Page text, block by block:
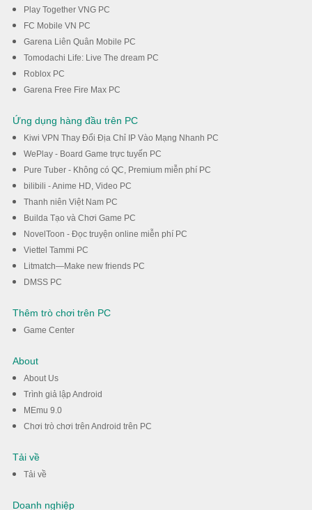
Play Together VNG PC
FC Mobile VN PC
Garena Liên Quân Mobile PC
Tomodachi Life: Live The dream PC
Roblox PC
Garena Free Fire Max PC
Ứng dụng hàng đầu trên PC
Kiwi VPN Thay Đổi Địa Chỉ IP Vào Mạng Nhanh PC
WePlay - Board Game trực tuyến PC
Pure Tuber - Không có QC, Premium miễn phí PC
bilibili - Anime HD, Video PC
Thanh niên Việt Nam PC
Builda Tạo và Chơi Game PC
NovelToon - Đọc truyện online miễn phí PC
Viettel Tammi PC
Litmatch—Make new friends PC
DMSS PC
Thêm trò chơi trên PC
Game Center
About
About Us
Trình giả lập Android
MEmu 9.0
Chơi trò chơi trên Android trên PC
Tải về
Tải về
Doanh nghiệp